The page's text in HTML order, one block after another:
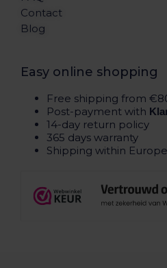
Contact
Blog
Easy online shopping
Free shipping from
Post-payment with
14-day return policy
365 days warranty
Shipping within Europe